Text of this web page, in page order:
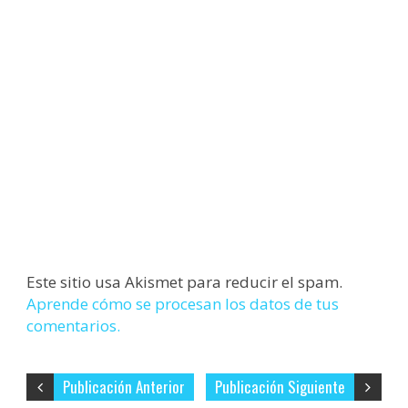
Este sitio usa Akismet para reducir el spam.
Aprende cómo se procesan los datos de tus
comentarios.
Publicación Siguiente
Publicación Anterior